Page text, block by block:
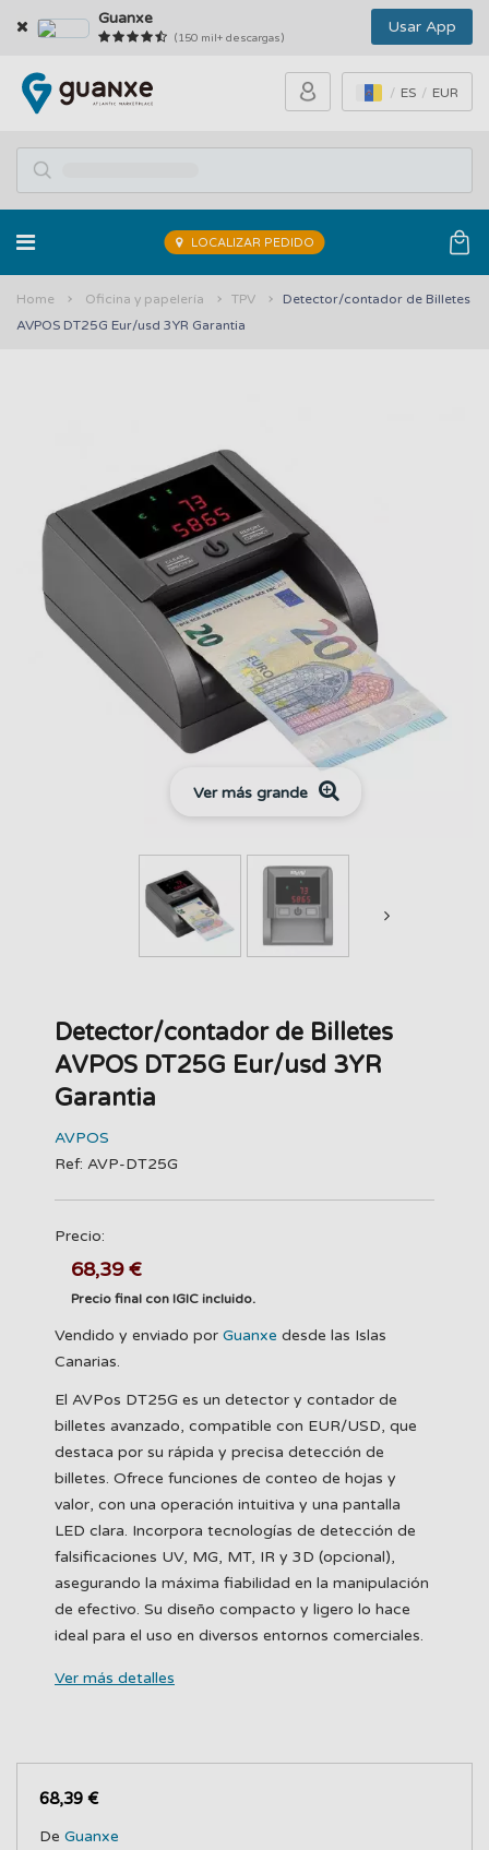
Guanxe
(150 mil+ descargas)
Usar App
ES EUR
LOCALIZAR PEDIDO
Home Oficina y papelería TPV
Detector/contador de Billetes
AVPOS DT25G Eur/usd 3YR Garantia
Ver más grande
Detector/contador de Billetes
AVPOS DT25G Eur/usd 3YR
Garantia
AVPOS
Ref: AVP-DT25G
Precio:
68,39 €
Precio final con IGIC incluido.
Vendido y enviado por Guanxe desde las Islas
Canarias.
El AVPos DT25G es un detector y contador de
billetes avanzado, compatible con EUR/USD, que
destaca por su rápida y precisa detección de
billetes. Ofrece funciones de conteo de hojas y
valor, con una operación intuitiva y una pantalla
LED clara. Incorpora tecnologías de detección de
falsificaciones UV, MG, MT, IR y 3D (opcional),
asegurando la máxima fiabilidad en la manipulación
de efectivo. Su diseño compacto y ligero lo hace
ideal para el uso en diversos entornos comerciales.
Ver más detalles
68,39 €
De Guanxe